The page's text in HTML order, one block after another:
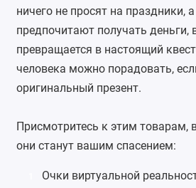
ничего не просят на праздники,
предпочитают получать деньги,
превращается в настоящий
человека можно порадовать,
оригинальный презент.
Присмотритесь к этим товарам,
они станут вашим спасением:
Очки виртуальной